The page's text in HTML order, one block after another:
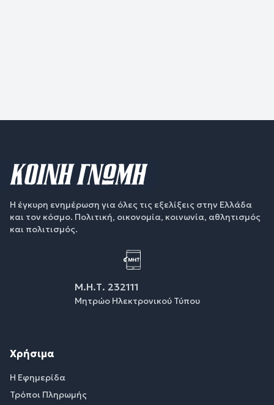
Η έγκυρη ενημέρωση για όλες τις εξελίξεις στην Ελλάδα
και τον κόσμο. Πολιτική, οικονομία, κοινωνία, αθλητισμός
και πολιτισμός.
Μ.Η.Τ. 232111
Μητρώο Ηλεκτρονικού Τύπου
Χρήσιμα
Η Εφημερίδα
Τρόποι Πληρωμής